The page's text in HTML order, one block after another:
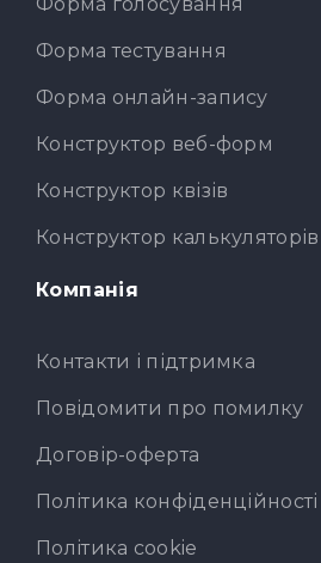
Форма тестування
Форма онлайн-запису
Конструктор веб-форм
Конструктор квізів
Конструктор калькуляторів
Компанія
Контакти і підтримка
Повідомити про помилку
Договір-оферта
Політика конфіденційності
Політика cookie